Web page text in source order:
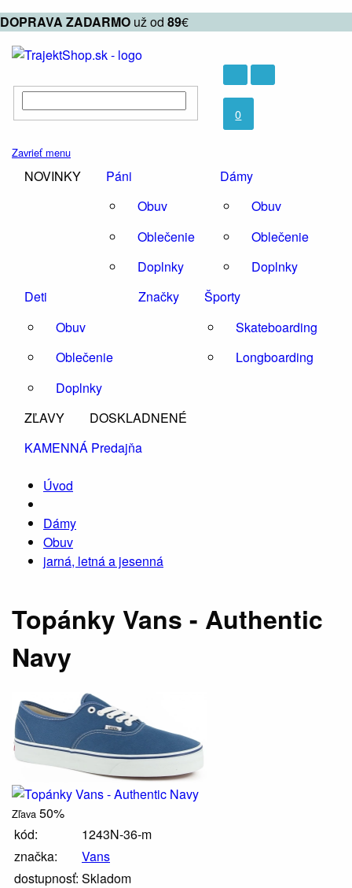
DOPRAVA ZADARMO už od 89€
0
Zavrieť menu
NOVINKY
Páni
Obuv
Oblečenie
Doplnky
Dámy
Obuv
Oblečenie
Doplnky
Deti
Obuv
Oblečenie
Doplnky
Značky
Športy
Skateboarding
Longboarding
ZĽAVY
DOSKLADNENÉ
KAMENNÁ Predajňa
Úvod
Dámy
Obuv
jarná, letná a jesenná
Topánky Vans - Authentic
Navy
Zľava 50%
kód:
1243N-36-m
značka:
Vans
dostupnosť: Skladom